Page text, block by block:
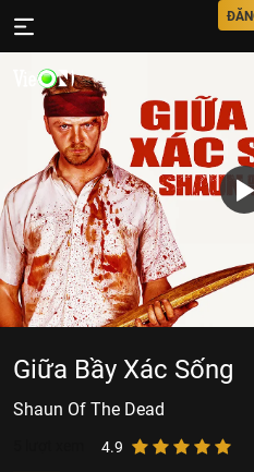
Giữa Bầy Xác Sống
Shaun Of The Dead
4.9